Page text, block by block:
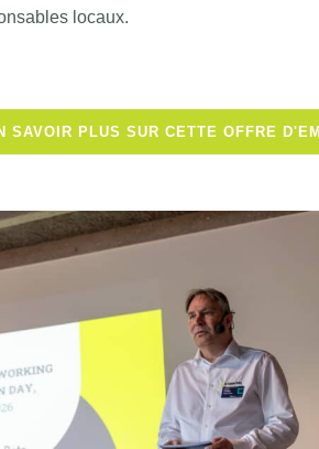
locaux.
SAVOIR PLUS SUR CETTE OFFRE